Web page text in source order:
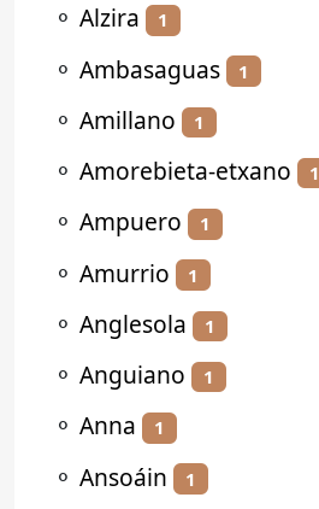
⚬ Alzira 1
⚬ Ambasaguas 1
⚬ Amillano 1
⚬ Amorebieta-etxano 1
⚬ Ampuero 1
⚬ Amurrio 1
⚬ Anglesola 1
⚬ Anguiano 1
⚬ Anna 1
⚬ Ansoáin 1